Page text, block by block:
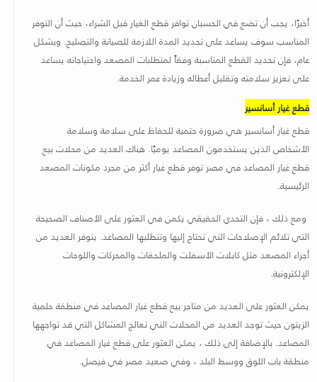
أخيرًا، يجب أن تضع في الحسبان توافر قطع الغيار قبل الشراء، حيث أن التوفر
المناسب سوف يساعد على تحديد المدة اللازمة للصيانة والتصليح. وبشكل
عام، فإن تحديد القطع المناسبة وفقاً لمتطلبات المصعد واحتياجاته يساعد
على تعزيز سلامته وتقليل أعطاله وزيادة عمر الخدمة.
قطع غيار أسانسير
قطع غيار أسانسير هي ضرورة حتمية للحفاظ على سلامة وسلامة
الأشخاص الذين يستخدمون المصاعد يوميًا. هناك العديد من محلات بيع
قطع غيار المصاعد في مصر توفر قطع غيار أكثر من مجرد مكونات المصعد
الرئيسية.
ومع ذلك ، فإن التحدي الحقيقي يكمن في العثور على الأصناف الصحيحة
التي تلائم الإصلاحات التي تحتاج إليها وتتطلبها المصاعد. يتوفر العديد من
أجزاء المصعد مثل كابلات الأسفلت والملحقات والمحركات واللوحات
الإلكترونية.
يمكن العثور على العديد من متاجر بيع قطع غيار المصاعد في منطقة حلمية
الزيتون حيث توجد العديد من المحلات التي تعالج المشاكل التي قد تواجهها
المصاعد. بالإضافة إلى ذلك ، يمكن العثور على قطع غيار المصاعد في
منطقة باب اللوق ووسط البلد ، وفي صعيد مصر في فيصل.